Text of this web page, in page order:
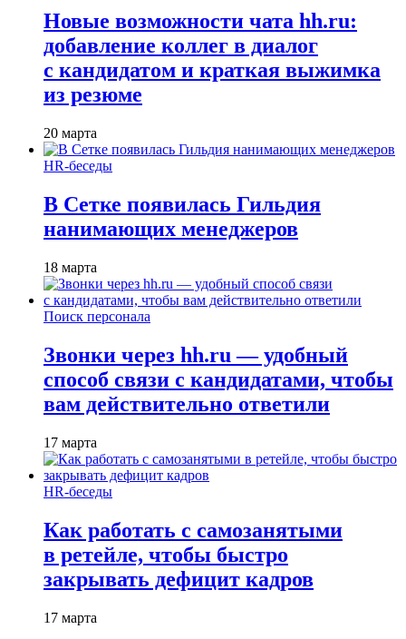
Новые возможности чата hh.ru:
добавление коллег в диалог
с кандидатом и краткая выжимка
из резюме
20 марта
HR-беседы
В Сетке появилась Гильдия
нанимающих менеджеров
18 марта
Поиск персонала
Звонки через hh.ru — удобный
способ связи с кандидатами, чтобы
вам действительно ответили
17 марта
HR-беседы
Как работать с самозанятыми
в ретейле, чтобы быстро
закрывать дефицит кадров
17 марта